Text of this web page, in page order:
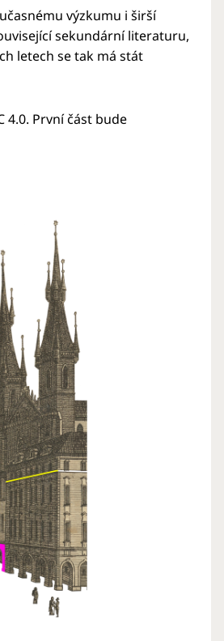
výzkumu i širší
sekundární literaturu,
letech se tak má stát
4.0. První část bude